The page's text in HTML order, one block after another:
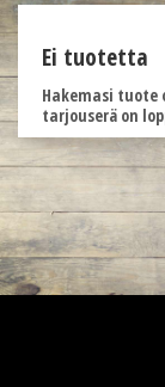
Ei tuotetta
Hakemasi
tarjouserä on